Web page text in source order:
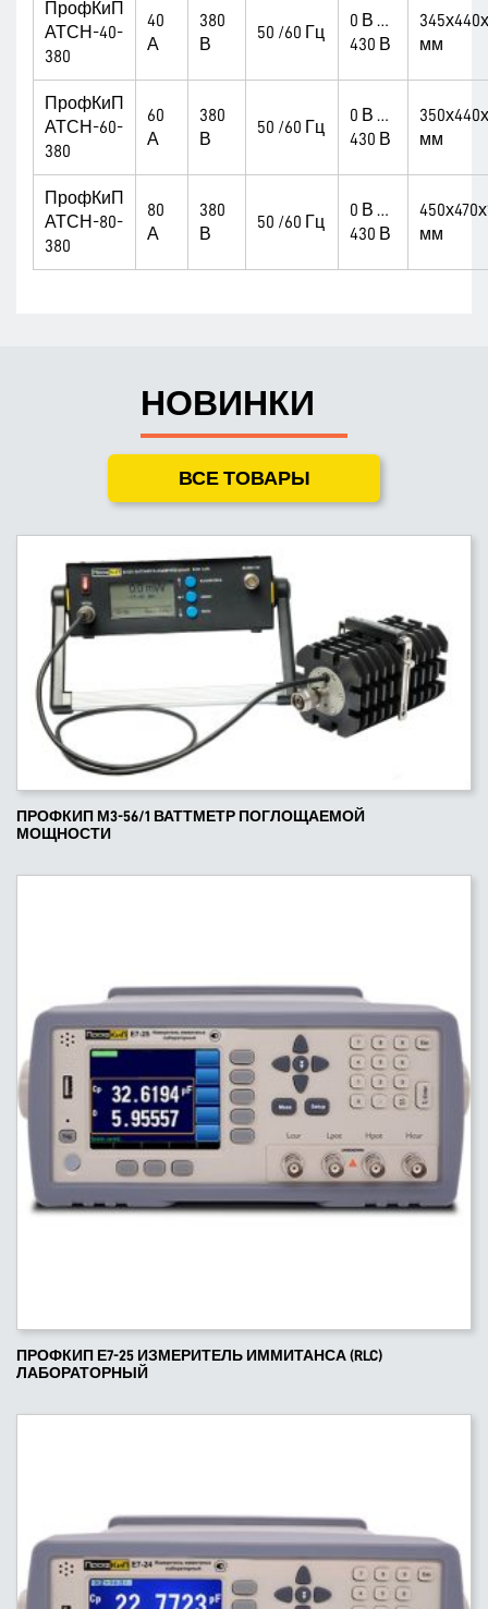
ПрофКиП
АТСН-40-
380
40
А
380
В
50 /60 Гц
0 В …
430 В
мм
ПрофКиП
АТСН-60-
380
60
А
380
В
50 /60 Гц
0 В …
430 В
мм
ПрофКиП
АТСН-80-
380
80
А
380
В
50 /60 Гц
0 В …
430 В
мм
НОВИНКИ
ВСЕ ТОВАРЫ
ПРОФКИП М3-56/1 ВАТТМЕТР ПОГЛОЩАЕМОЙ
МОЩНОСТИ
ПРОФКИП Е7-25 ИЗМЕРИТЕЛЬ ИММИТАНСА (RLC)
ЛАБОРАТОРНЫЙ